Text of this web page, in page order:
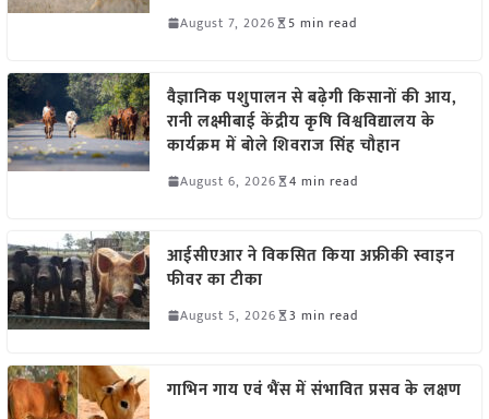
August 7, 2026 5 min read
वैज्ञानिक पशुपालन से बढ़ेगी किसानों की आय,
रानी लक्ष्मीबाई केंद्रीय कृषि विश्वविद्यालय के
कार्यक्रम में बोले शिवराज सिंह चौहान
August 6, 2026 4 min read
आईसीएआर ने विकसित किया अफ्रीकी स्वाइन
फीवर का टीका
August 5, 2026 3 min read
गाभिन गाय एवं भैंस में संभावित प्रसव के लक्षण